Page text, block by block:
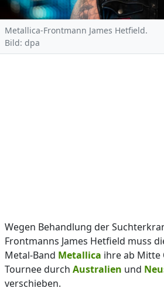
Metallica-Frontmann James Hetfield.
Bild: dpa
Wegen Behandlung der
Frontmanns James Hetfield muss
Metal-Band Metallica ihre ab Mitte
Tournee durch Australien und
verschieben.